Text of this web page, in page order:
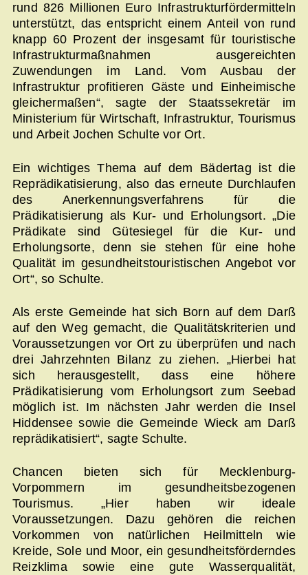
rund 826 Millionen Euro Infrastrukturfördermitteln
unterstützt, das entspricht einem Anteil von rund
knapp 60 Prozent der insgesamt für touristische
Infrastrukturmaßnahmen ausgereichten
Zuwendungen im Land. Vom Ausbau der
Infrastruktur profitieren Gäste und Einheimische
gleichermaßen“, sagte der Staatssekretär im
Ministerium für Wirtschaft, Infrastruktur, Tourismus
und Arbeit Jochen Schulte vor Ort.
Ein wichtiges Thema auf dem Bädertag ist die
Reprädikatisierung, also das erneute Durchlaufen
des Anerkennungsverfahrens für die
Prädikatisierung als Kur- und Erholungsort. „Die
Prädikate sind Gütesiegel für die Kur- und
Erholungsorte, denn sie stehen für eine hohe
Qualität im gesundheitstouristischen Angebot vor
Ort“, so Schulte.
Als erste Gemeinde hat sich Born auf dem Darß
auf den Weg gemacht, die Qualitätskriterien und
Voraussetzungen vor Ort zu überprüfen und nach
drei Jahrzehnten Bilanz zu ziehen. „Hierbei hat
sich herausgestellt, dass eine höhere
Prädikatisierung vom Erholungsort zum Seebad
möglich ist. Im nächsten Jahr werden die Insel
Hiddensee sowie die Gemeinde Wieck am Darß
reprädikatisiert“, sagte Schulte.
Chancen bieten sich für Mecklenburg-
Vorpommern im gesundheitsbezogenen
Tourismus. „Hier haben wir ideale
Voraussetzungen. Dazu gehören die reichen
Vorkommen von natürlichen Heilmitteln wie
Kreide, Sole und Moor, ein gesundheitsförderndes
Reizklima sowie eine gute Wasserqualität,